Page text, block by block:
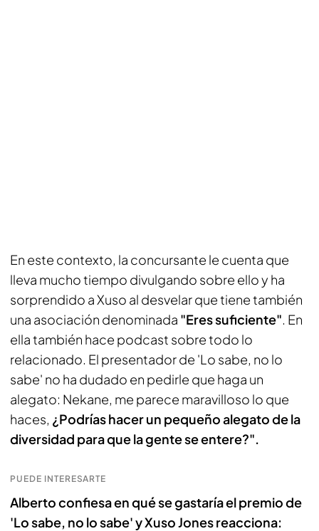
En este contexto, la concursante le cuenta que
lleva mucho tiempo divulgando sobre ello y ha
sorprendido a Xuso al desvelar que tiene también
una asociación denominada "Eres suficiente". En
ella también hace podcast sobre todo lo
relacionado. El presentador de 'Lo sabe, no lo
sabe' no ha dudado en pedirle que haga un
alegato: Nekane, me parece maravilloso lo que
haces, ¿Podrías hacer un pequeño alegato de la
diversidad para que la gente se entere?".
PUEDE INTERESARTE
Alberto confiesa en qué se gastaría el premio de
'Lo sabe, no lo sabe' y Xuso Jones reacciona: